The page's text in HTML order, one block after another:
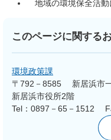
地域の環境保全活動
このページに関する
環境政策課
〒792－8585
新居浜市
新居浜市役所2階
Tel：0897－65－1512